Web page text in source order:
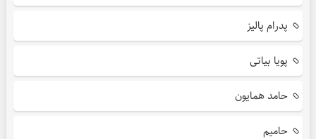
پدرام پالیز
پویا بیاتی
حامد همایون
حامیم